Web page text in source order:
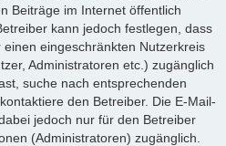
Beiträge im Internet öffentlich
kann jedoch festlegen, dass
eingeschränkten Nutzerkreis
Administratoren etc.) zugänglich
suche nach entsprechenden
den Betreiber. Die E-Mail-
jedoch nur für den Betreiber
(Administratoren) zugänglich.